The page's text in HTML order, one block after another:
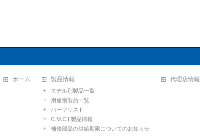
ホーム 製品情報
モデル別製品一覧
用途別製品一覧
パーツリスト
C.M.C.I.製品情報
補修部品の供給期限についてのお知らせ
代理店情報